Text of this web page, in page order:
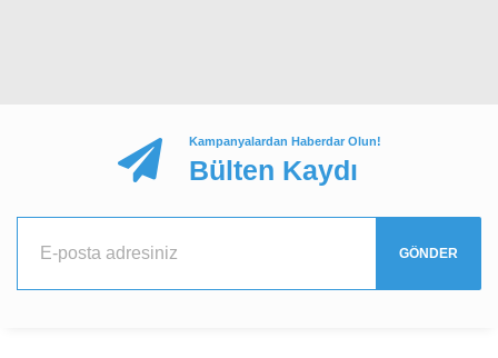
YORUMU GÖNDER
Kampanyalardan Haberdar Olun!
Bülten Kaydı
GÖNDER